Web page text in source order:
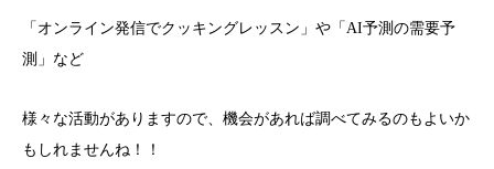
「オンライン発信でクッキングレッスン」や「AI予測の需要予
測」など
様々な活動がありますので、機会があれば調べてみるのもよいか
もしれませんね！！